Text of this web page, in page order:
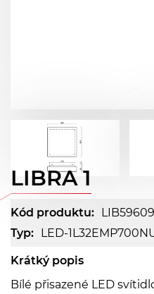
LIBRA 1
Kód produktu: LIB59609
Typ: LED-
Krátký popis
Bílé přisazené LED